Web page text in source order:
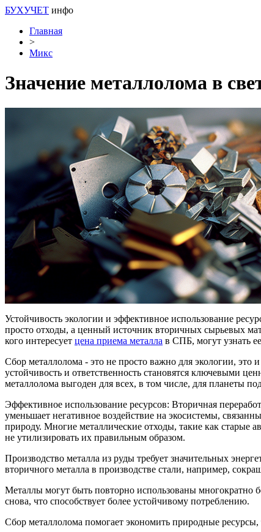
БУХУЧЕТ инфо
Главная
>
Микс
Значение металлолома в
Устойчивость экологии и эффективное использование
просто отходы, а ценный источник вторичных сырьевых
кого интересует цена приема металла в СПБ, могут узнать
Сбор металлолома - это не просто важно для экологии,
устойчивость и ответственность становятся ключевыми
металлолома выгоден для всех, в том числе, для планеты
Эффективное использование ресурсов: Вторичная
уменьшает негативное воздействие на экосистемы,
природу. Многие металлические отходы, такие как старые
не утилизировать их правильным образом.
Производство металла из руды требует значительных
вторичного металла в производстве стали, например,
Металлы могут быть повторно использованы многократно
снова, что способствует более устойчивому потреблению.
Сбор металлолома помогает экономить природные ресурсы,